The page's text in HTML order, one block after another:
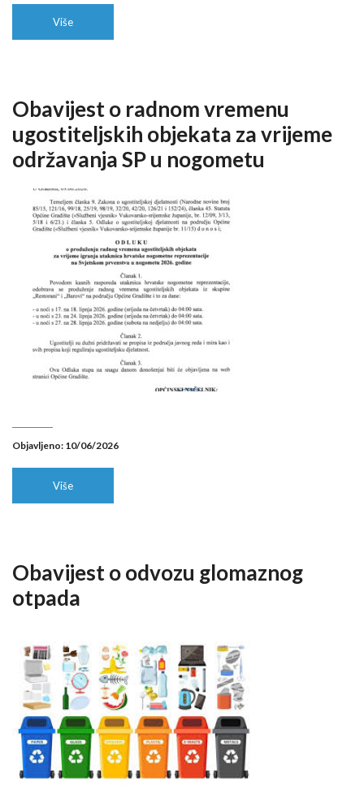
Više
Obavijest o radnom vremenu
ugostiteljskih objekata za vrijeme
održavanja SP u nogometu
Objavljeno: 10/06/2026
Više
Obavijest o odvozu glomaznog
otpada